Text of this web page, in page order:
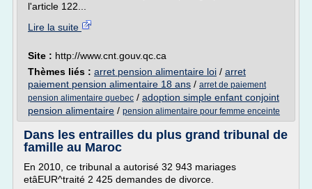
l'article 122...
Lire la suite
Site : http://www.cnt.gouv.qc.ca
Thèmes liés : arret pension alimentaire loi / arret
paiement pension alimentaire 18 ans / arret de paiement
pension alimentaire quebec / adoption simple enfant conjoint
pension alimentaire / pension alimentaire pour femme enceinte
Dans les entrailles du plus grand tribunal de
famille au Maroc
En 2010, ce tribunal a autorisé 32 943 mariages
etâEUR^traité 2 425 demandes de divorce.